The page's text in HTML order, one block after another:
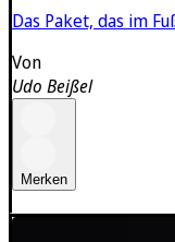
Das Paket, das im
Von
Udo Beißel
Merken